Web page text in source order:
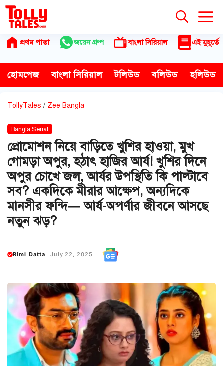
Skip
content
প্রথম পাতা জয়েন গ্রুপ বাংলা সিরিয়াল এই মুহূর্তে
হোমপেজ বাংলা সিরিয়াল টলিউড বলিউড হলিউড
TollyTales / Zee Bangla
Bangla Serial
প্রোমোশন নিয়ে বাড়িতে খুশির হাওয়া, মুখ
গোমড়া অপুর, হঠাৎ হাজির আর্য! খুশির দিনে
অপুর চোখে জল, আর্যর উপস্থিতি কি পাল্টাবে
সব? একদিকে মীরার আক্ষেপ, অন্যদিকে
মানসীর ফন্দি— আর্য-অপর্ণার জীবনে আসছে
নতুন ঝড়?
Rimi Datta July 22, 2025